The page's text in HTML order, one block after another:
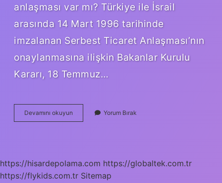
anlaşması var mı? Türkiye ile İsrail
arasında 14 Mart 1996 tarihinde
imzalanan Serbest Ticaret Anlaşması’nın
onaylanmasına ilişkin Bakanlar Kurulu
Kararı, 18 Temmuz…
Devamını okuyun
İSrail
Yorum Bırak
https://hisardepolama.com https://globaltek.com.tr
https://flykids.com.tr Sitemap